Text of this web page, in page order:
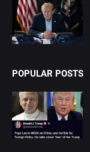
POPULAR POSTS